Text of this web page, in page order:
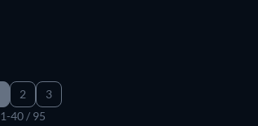
2
3
1-40 / 95